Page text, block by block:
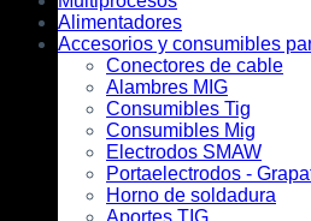
Alimentadores
Accesorios y consumibles
Conectores de cable
Alambres MIG
Consumibles Tig
Consumibles Mig
Electrodos SMAW
Portaelectrodos -
Horno de soldadura
Aportes TIG